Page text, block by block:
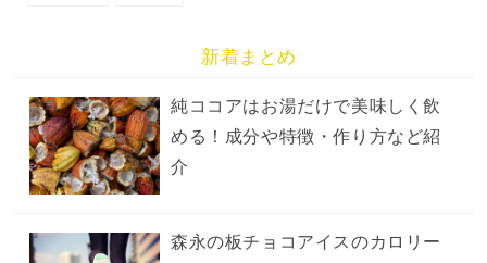
新着まとめ
純ココアはお湯だけで美味しく飲
める！成分や特徴・作り方など紹
介
森永の板チョコアイスのカロリー